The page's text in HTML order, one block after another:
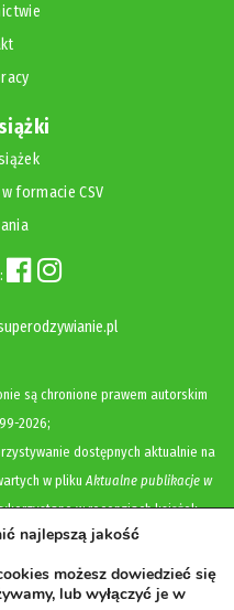
formacie CSV
są chronione prawem autorskim
2026;
dostępnych aktualnie na
w pliku Aktualne publikacje w
w recenzjach książek,
oraz materiałach promujących
z ww. strony internetowej,
udzielonej zgody.
najlepszą jakość
możesz dowiedzieć się
lub wyłączyć je w